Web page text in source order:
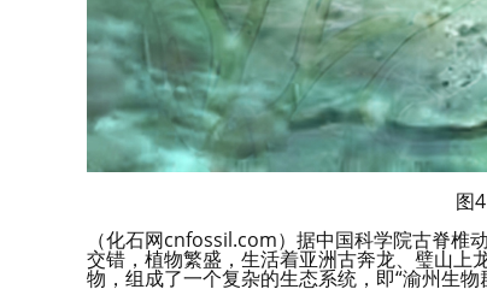
图
（化石网cnfossil.com）据中国科学院古脊椎
交错，植物繁盛，生活着亚洲古奔龙、璧山上
物，组成了一个复杂的生态系统，即“渝州生物